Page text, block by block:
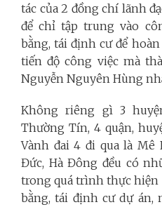
tác của 2 đồng chí lãnh
để chỉ tập trung vào
bằng, tái định cư để
tiến độ công việc mà
Nguyễn Nguyên Hùng
Không riêng gì 3
Thường Tín, 4 quận,
Vành đai 4 đi qua là Mê
Đức, Hà Đông đều có
trong quá trình thực hiện
bằng, tái định cư dự án,